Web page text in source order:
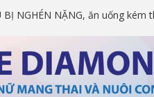
BỊ NGHÉN NẶNG, ăn uống